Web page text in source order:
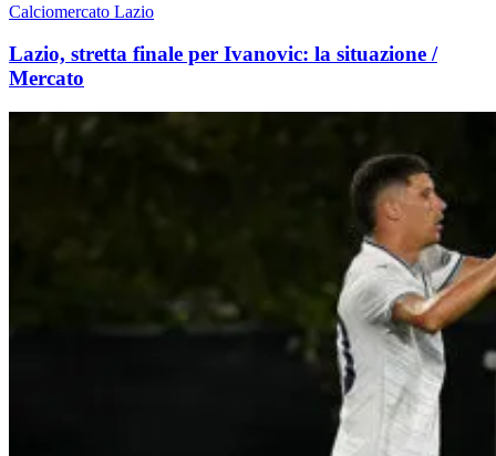
Calciomercato Lazio
Lazio, stretta finale per Ivanovic: la situazione /
Mercato